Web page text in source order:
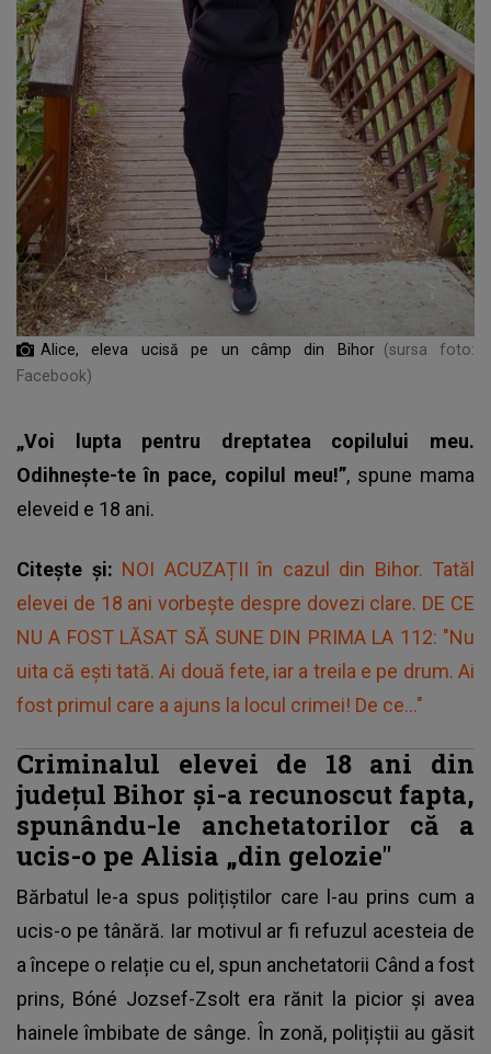
Alice, eleva ucisă pe un câmp din Bihor (sursa foto:
Facebook)
„Voi lupta pentru dreptatea copilului meu.
Odihnește-te în pace, copilul meu!”, spune mama
eleveid e 18 ani.
Citește și: NOI ACUZAȚII în cazul din Bihor. Tatăl
elevei de 18 ani vorbește despre dovezi clare. DE CE
NU A FOST LĂSAT SĂ SUNE DIN PRIMA LA 112: "Nu
uita că ești tată. Ai două fete, iar a treila e pe drum. Ai
fost primul care a ajuns la locul crimei! De ce..."
Criminalul elevei de 18 ani din
județul Bihor și-a recunoscut fapta,
spunându-le anchetatorilor că a
ucis-o pe Alisia „din gelozie"
Bărbatul le-a spus polițiștilor care l-au prins cum a
ucis-o pe tânără. Iar motivul ar fi refuzul acesteia de
a începe o relație cu el, spun anchetatorii Când a fost
prins, Bóné Jozsef-Zsolt era rănit la picior și avea
hainele îmbibate de sânge. În zonă, polițiștii au găsit